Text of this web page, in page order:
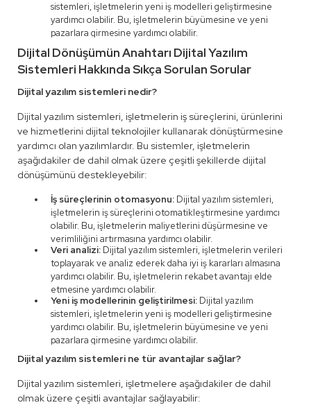
sistemleri, işletmelerin yeni iş modelleri geliştirmesine
yardımcı olabilir. Bu, işletmelerin büyümesine ve yeni
pazarlara girmesine yardımcı olabilir.
Dijital Dönüşümün Anahtarı Dijital Yazılım
Sistemleri Hakkında Sıkça Sorulan Sorular
Dijital yazılım sistemleri nedir?
Dijital yazılım sistemleri, işletmelerin iş süreçlerini, ürünlerini
ve hizmetlerini dijital teknolojiler kullanarak dönüştürmesine
yardımcı olan yazılımlardır. Bu sistemler, işletmelerin
aşağıdakiler de dahil olmak üzere çeşitli şekillerde dijital
dönüşümünü destekleyebilir:
İş süreçlerinin otomasyonu: Dijital yazılım sistemleri,
işletmelerin iş süreçlerini otomatikleştirmesine yardımcı
olabilir. Bu, işletmelerin maliyetlerini düşürmesine ve
verimliliğini artırmasına yardımcı olabilir.
Veri analizi: Dijital yazılım sistemleri, işletmelerin verileri
toplayarak ve analiz ederek daha iyi iş kararları almasına
yardımcı olabilir. Bu, işletmelerin rekabet avantajı elde
etmesine yardımcı olabilir.
Yeni iş modellerinin geliştirilmesi: Dijital yazılım
sistemleri, işletmelerin yeni iş modelleri geliştirmesine
yardımcı olabilir. Bu, işletmelerin büyümesine ve yeni
pazarlara girmesine yardımcı olabilir.
Dijital yazılım sistemleri ne tür avantajlar sağlar?
Dijital yazılım sistemleri, işletmelere aşağıdakiler de dahil
olmak üzere çeşitli avantajlar sağlayabilir: